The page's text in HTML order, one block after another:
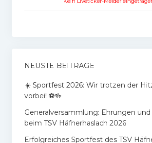
NEUSTE BEITRÄGE
​☀️ Sportfest 2026: Wir trotzen der
vorbei! ⚽🍻
Generalversammlung: Ehrungen und
beim TSV Häfnerhaslach 2026
Erfolgreiches Sportfest des TSV